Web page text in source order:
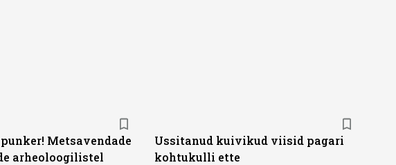
punker! Metsavendade
arheoloogilistel
Ussitanud kuivikud viisid pagari
kohtukulli ette